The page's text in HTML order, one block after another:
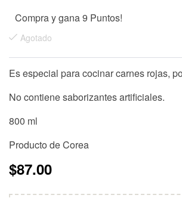
Compra y gana 9 Puntos!
Agotado
Es especial para cocinar carnes rojas,
No contiene saborizantes artificiales.
800 ml
Producto de Corea
$87.00